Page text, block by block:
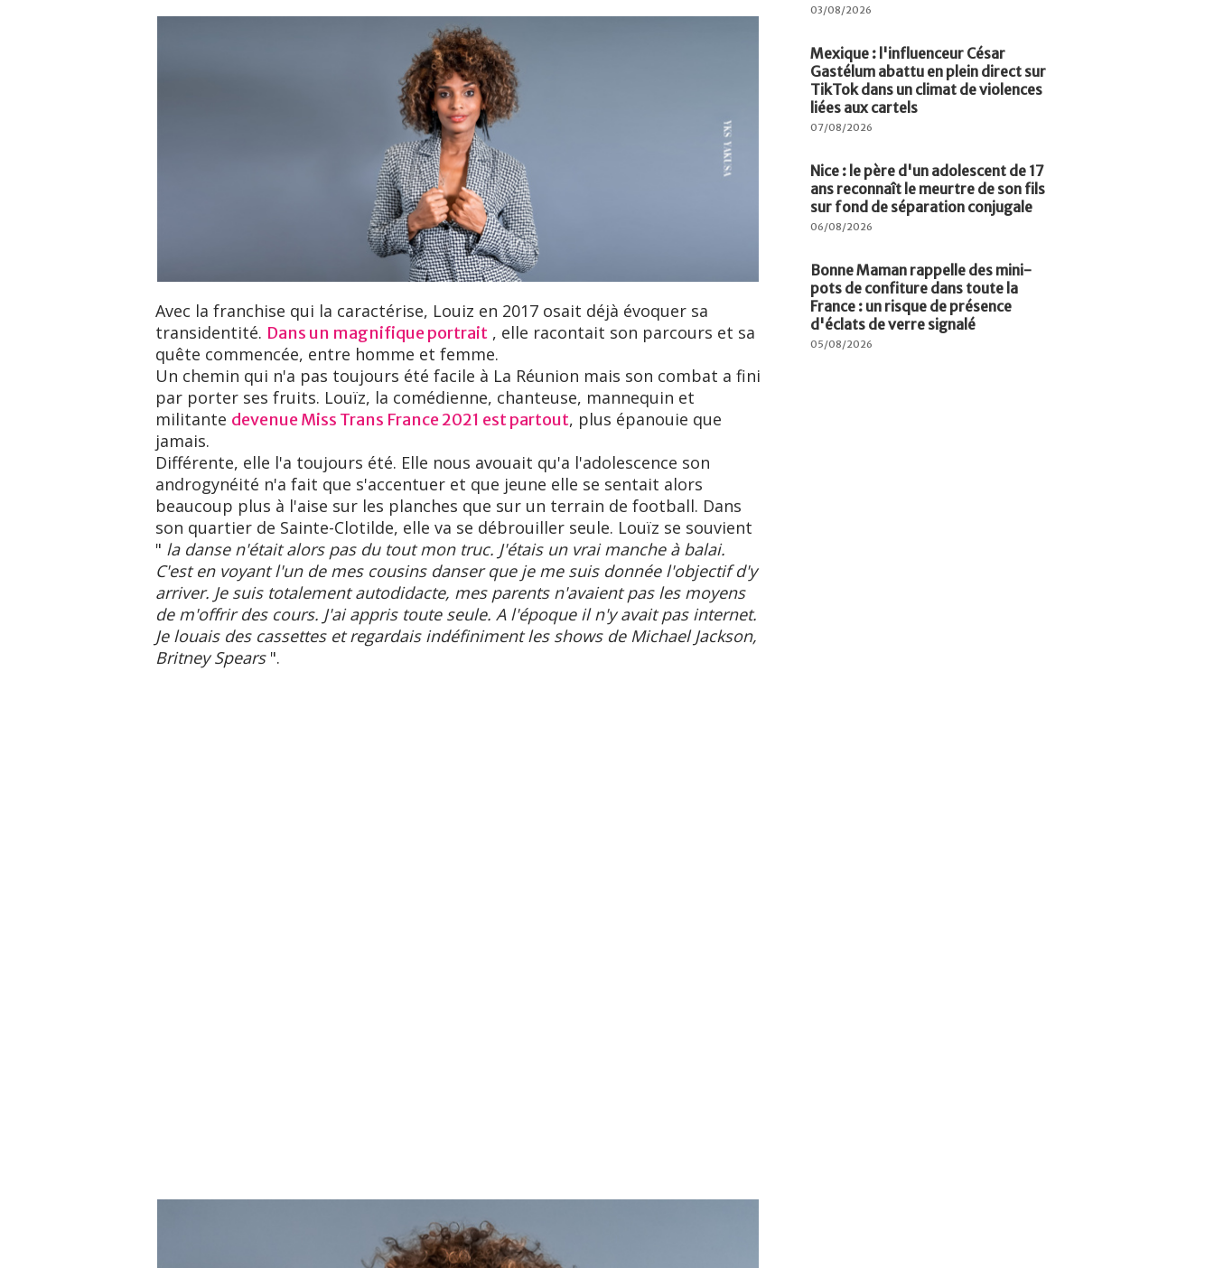
Avec la franchise qui la caractérise, Louiz en 2017 osait déjà évoquer sa
transidentité. Dans un magnifique portrait , elle racontait son parcours et sa
quête commencée, entre homme et femme.
Un chemin qui n'a pas toujours été facile à La Réunion mais son combat a fini
par porter ses fruits. Louïz, la comédienne, chanteuse, mannequin et
militante devenue Miss Trans France 2021 est partout, plus épanouie que
jamais.
Différente, elle l'a toujours été. Elle nous avouait qu'a l'adolescence son
androgynéité n'a fait que s'accentuer et que jeune elle se sentait alors
beaucoup plus à l'aise sur les planches que sur un terrain de football. Dans
son quartier de Sainte-Clotilde, elle va se débrouiller seule. Louïz se souvient
" la danse n'était alors pas du tout mon truc. J'étais un vrai manche à balai.
C'est en voyant l'un de mes cousins danser que je me suis donnée l'objectif d'y
arriver. Je suis totalement autodidacte, mes parents n'avaient pas les moyens
de m'offrir des cours. J'ai appris toute seule. A l'époque il n'y avait pas internet.
Je louais des cassettes et regardais indéfiniment les shows de Michael Jackson,
Britney Spears".
03/08/2026
Mexique : l'influenceur César
Gastélum abattu en plein direct sur
TikTok dans un climat de violences
liées aux cartels
07/08/2026
Nice : le père d'un adolescent de 17
ans reconnaît le meurtre de son fils
sur fond de séparation conjugale
06/08/2026
Bonne Maman rappelle des mini-
pots de confiture dans toute la
France : un risque de présence
d'éclats de verre signalé
05/08/2026